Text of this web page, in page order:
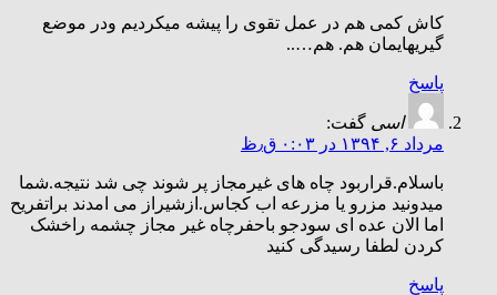
کاش کمی هم در عمل تقوی را پیشه میکردیم ودر موضع
گیریهایمان هم. هم…..
پاسخ
اسی گفت:
مرداد ۶, ۱۳۹۴ در ۰:۰۳ ق٫ظ
باسلام.قراربود چاه های غیرمجاز پر شوند چی شد نتیجه.شما
میدونید مزرو یا مزرعه اب کجاس.ازشیراز می امدند براتفریح
اما الان عده ای سودجو باحفرچاه غیر مجاز چشمه راخشک
کردن لطفا رسیدگی کنید
پاسخ